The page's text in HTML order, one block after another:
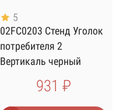
5
02FC0203 Стенд Уголок
потребителя 2
Вертикаль черный
931 ₽